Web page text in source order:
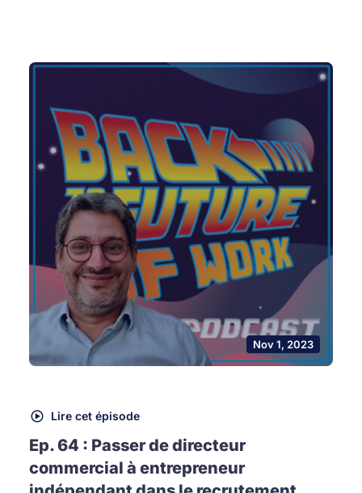
Nov 1, 2023
Lire cet épisode
Ep. 64 : Passer de directeur
commercial à entrepreneur